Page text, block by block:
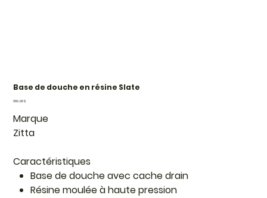
Base de douche en résine Slate
Prix
689,00 $
Marque
Zitta
Caractéristiques
Base de douche avec cache drain
Résine moulée à haute pression